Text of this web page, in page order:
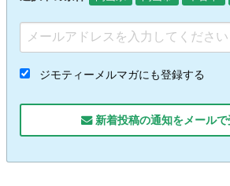
ジモティーメルマガにも登録する
新着投稿の通知をメールで